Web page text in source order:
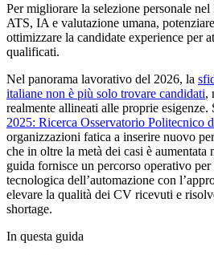
Per migliorare la selezione personale
ATS, IA e valutazione umana,
ottimizzare la candidate experience per
qualificati.
Nel panorama lavorativo del 2026, la
italiane non è più solo trovare candidati,
realmente allineati alle proprie esigenze.
2025: Ricerca Osservatorio Politecnico
organizzazioni fatica a inserire nuovo
che in oltre la metà dei casi è aumentata
guida fornisce un percorso operativo
tecnologica dell’automazione con
elevare la qualità dei CV ricevuti e
shortage.
In questa guida